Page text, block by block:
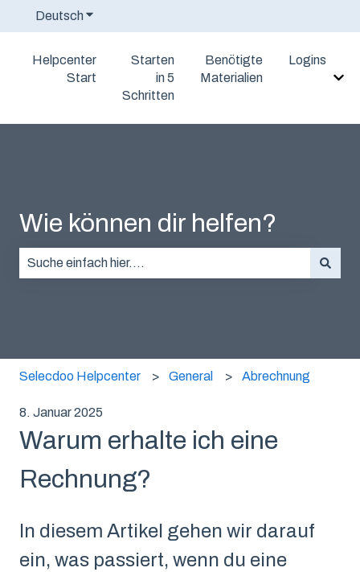
Deutsch Untermenü für Übersetzungen anzeigen
Helpcenter
Start
Starten
in 5
Schritten
Benötigte
Materialien
Logins
Wie können dir helfen?
Selecdoo Helpcenter General Abrechnung
8. Januar 2025
Warum erhalte ich eine
Rechnung?
In diesem Artikel gehen wir darauf
ein, was passiert, wenn du eine